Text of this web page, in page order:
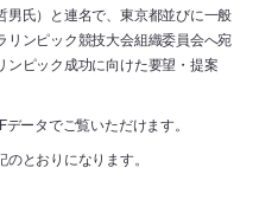
氏）と連名で、東京都並びに一般
リンピック競技大会組織委員会へ宛
ンピック成功に向けた要望・提案
ータでご覧いただけます。
とおりになります。